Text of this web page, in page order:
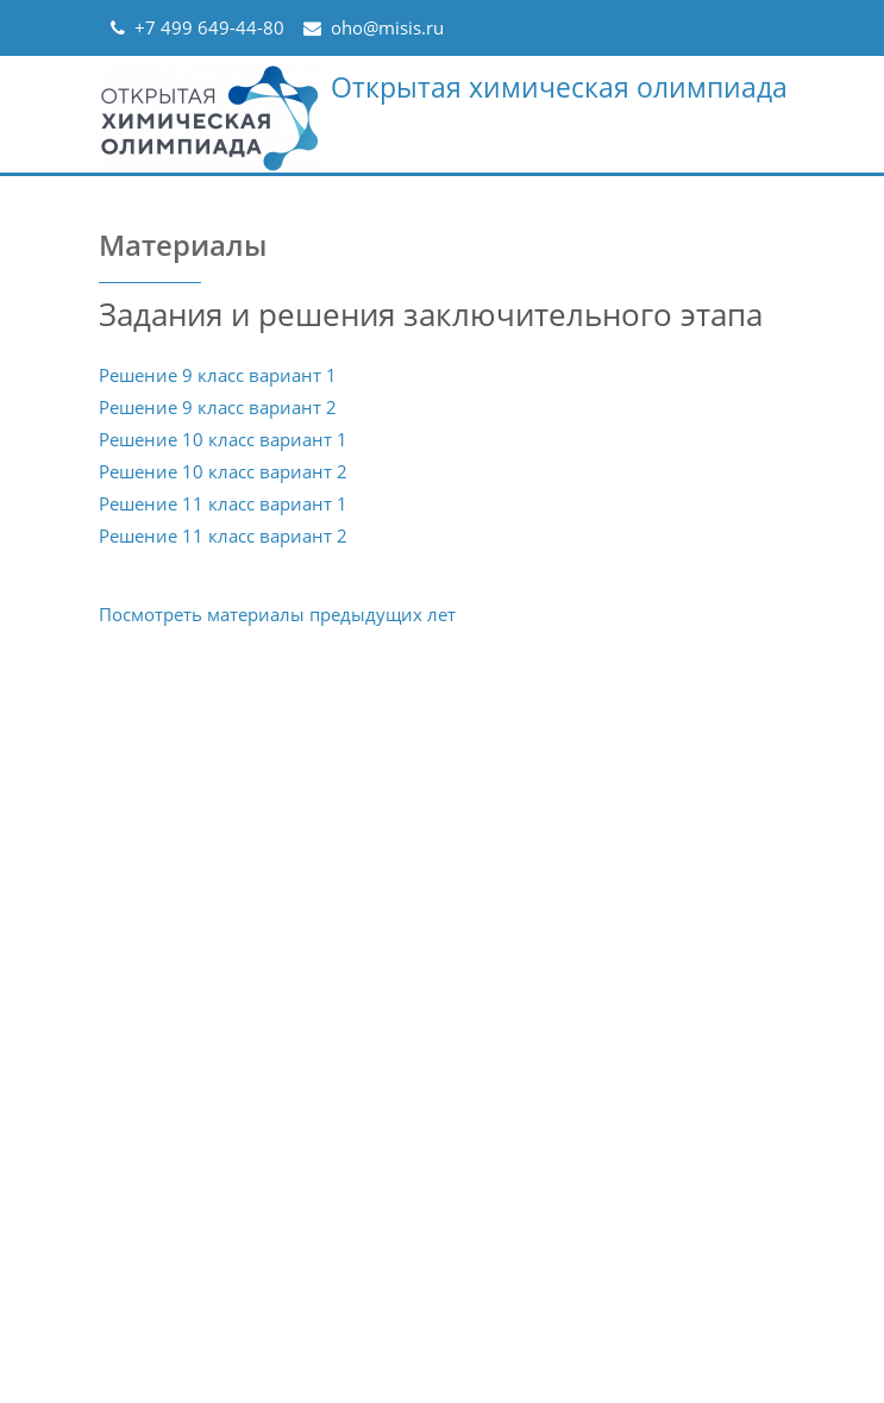
+7 499 649-44-80 oho@misis.ru
Открытая химическая олимпиада
Материалы
Задания и решения заключительного этапа
Решение 9 класс вариант 1
Решение 9 класс вариант 2
Решение 10 класс вариант 1
Решение 10 класс вариант 2
Решение 11 класс вариант 1
Решение 11 класс вариант 2
Посмотреть материалы предыдущих лет